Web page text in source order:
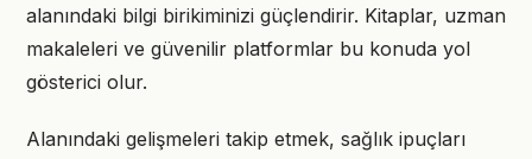
alanındaki bilgi birikiminizi güçlendirir. Kitaplar, uzman
makaleleri ve güvenilir platformlar bu konuda yol
gösterici olur.
Alanındaki gelişmeleri takip etmek, sağlık ipuçları